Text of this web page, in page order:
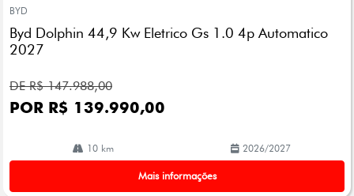
arti
lhe
BYD
Byd Dolphin 44,9 Kw Eletrico Gs 1.0 4p Automatico
2027
DE R$ 147.988,00
POR R$ 139.990,00
10 km 2026/2027
Mais informações